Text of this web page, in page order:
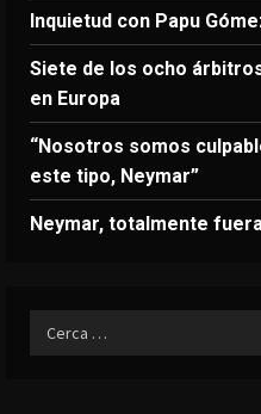
Inquietud con Papu
Siete de los ocho
en Europa
“Nosotros somos
este tipo, Neymar”
Neymar, totalmente
Ricerca
per: